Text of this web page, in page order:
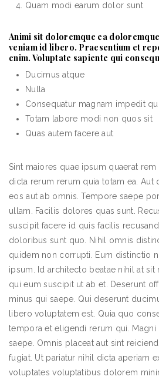
Quam modi earum dolor sunt
Animi sit doloremque ea
veniam id libero. Praesentium et
enim. Voluptate sapiente qui
Ducimus atque
Nulla
Consequatur magnam impedit
Totam labore modi non quos sit
Quas autem facere aut
Sint maiores quae ipsum quaerat
dicta rerum rerum quia totam ea. Aut
eos aut ab omnis. Tempore saepe
ullam. Facilis dolores quas sunt.
suscipit facere id quis facilis
doloribus sunt quo. Nihil omnis
quidem non corrupti. Eum distinctio
ipsum. Id architecto beatae nihil at sit
qui eum suscipit ut ab et. Deserunt
minus qui saepe. Qui deserunt
libero voluptatem est. Quia quo
tempora et eligendi rerum qui.
saepe. Omnis placeat aut sint
fugiat. Ut pariatur nihil dicta aperiam
voluptates voluptatibus dolorem